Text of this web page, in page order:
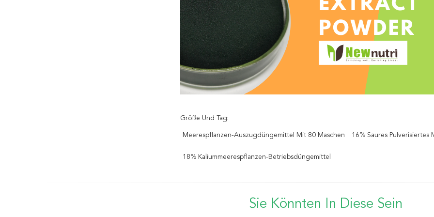
Größe Und Tag:
Meerespflanzen-Auszugdüngemittel Mit 80 Maschen 16% Saures Pulverisiertes
18% Kaliummeerespflanzen-Betriebsdüngemittel
Sie Könnten In Diese Sein